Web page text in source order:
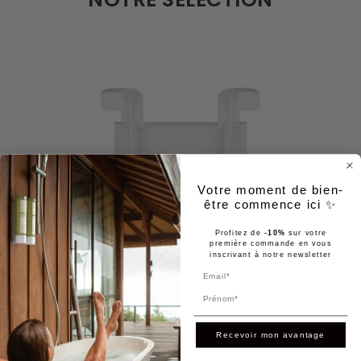
Votre moment de bien-
être commence ici ✨
Profitez de -10% sur votre
première commande en vous
inscrivant à notre newsletter
Recevoir mon avantage